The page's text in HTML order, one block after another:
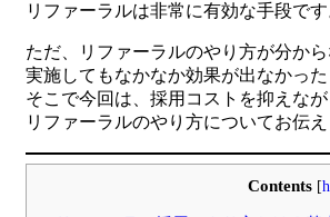
リファーラルは非常に有効な手段です
ただ、リファーラルのやり方が分から
実施してもなかなか効果が出なかっ
そこで今回は、採用コストを抑えなが
リファーラルのやり方についてお伝え
Contents [